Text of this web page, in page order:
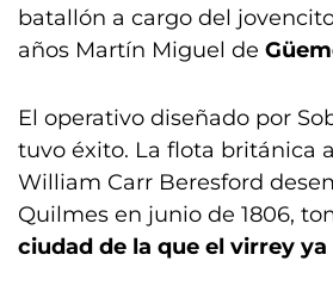
batallón a cargo del
años Martín Miguel de
El operativo diseñado por
tuvo éxito. La flota británica
William Carr Beresford
Quilmes en junio de 1806,
ciudad de la que el virrey